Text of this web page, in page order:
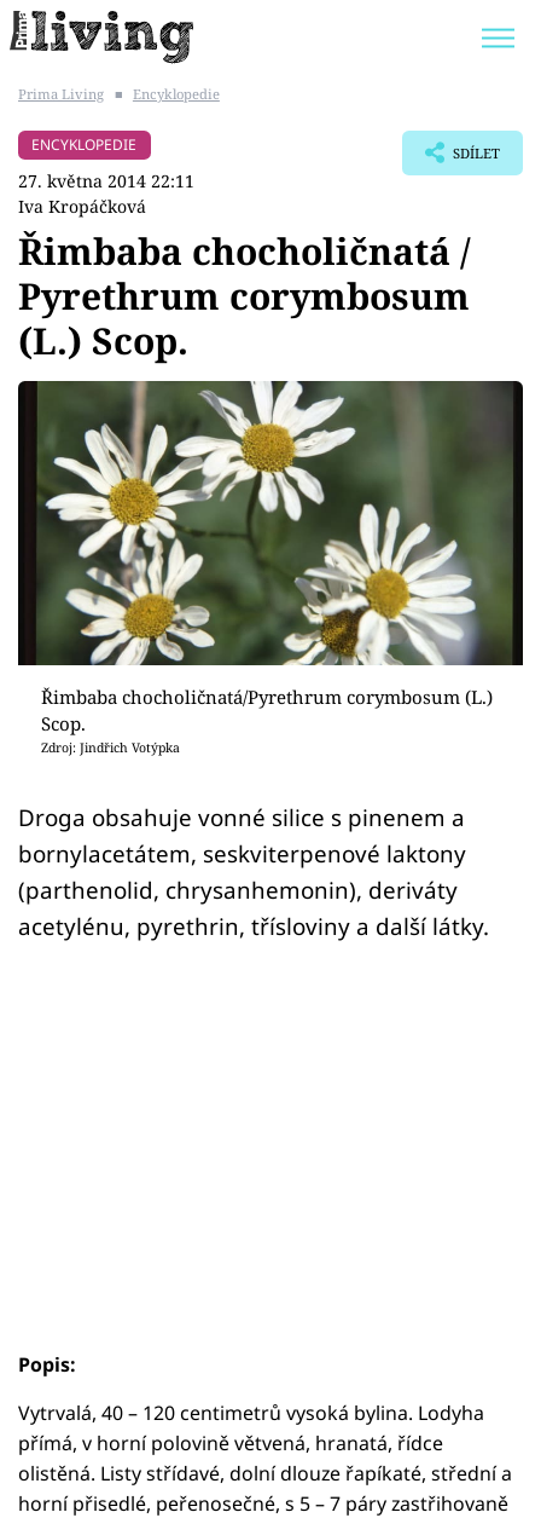
BYDLENÍ SLAVNÝCH
Témata
Bydlení
Zahrada
Design
Sledujte prima+
Přihlášení
Sledujte nás
Prima Living ■ Encyklopedie
ENCYKLOPEDIE
27. května 2014 22:11
Iva Kropáčková
SDÍLET
Řimbaba chocholičnatá /
Pyrethrum corymbosum
(L.) Scop.
Řimbaba chocholičnatá/Pyrethrum corymbosum (L.)
Scop.
Zdroj: Jindřich Votýpka
Droga obsahuje vonné silice s pinenem a
bornylacetátem, seskviterpenové laktony
(parthenolid, chrysanhemonin), deriváty
acetylénu, pyrethrin, třísloviny a další látky.
Popis:
Vytrvalá, 40 – 120 centimetrů vysoká bylina. Lodyha
přímá, v horní polovině větvená, hranatá, řídce
olistěná. Listy střídavé, dolní dlouze řapíkaté, střední a
horní přisedlé, peřenosečné, s 5 – 7 páry zastřihovaně